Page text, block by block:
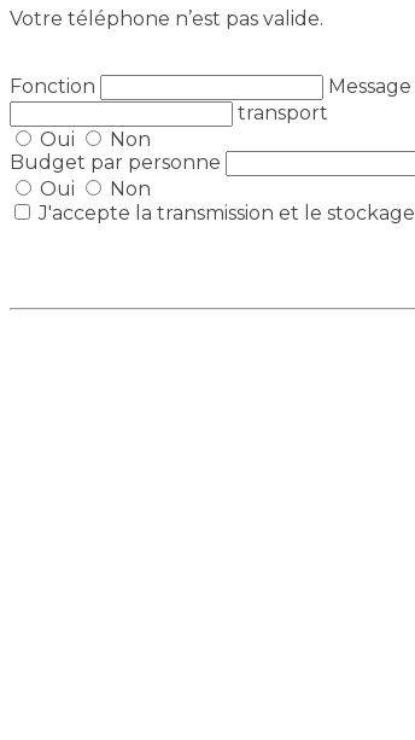
Votre téléphone n’est pas valide.
Fonction Message
transport
Oui
Non
Budget par personne
Oui
Non
J'accepte la transmission et le